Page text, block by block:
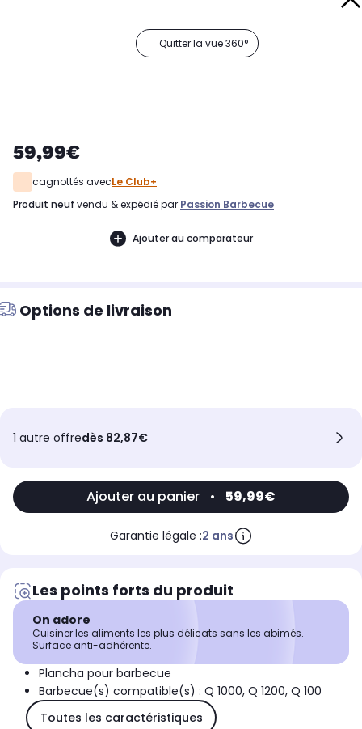
Quitter la vue 360°
59,99€
cagnottés avecLe Club+
produit neuf vendu & expédié par Passion Barbecue
Ajouter au comparateur
Options de livraison
1 autre offredès 82,87€
Ajouter au panier • 59,99€
Garantie légale :2 ans
Les points forts du produit
On adore
Cuisiner les aliments les plus délicats sans les abimés.
Surface anti-adhérente.
Plancha pour barbecue
Barbecue(s) compatible(s) : Q 1000, Q 1200, Q 100
Toutes les caractéristiques